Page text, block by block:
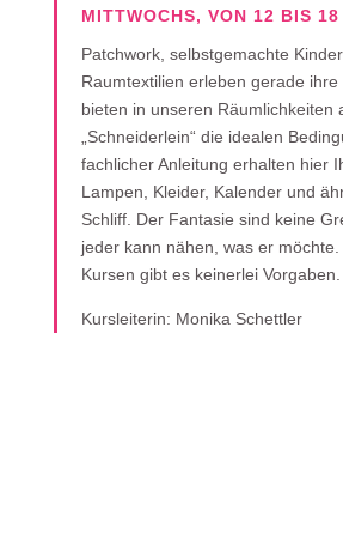
MITTWOCHS, VON 12 BIS 18
Patchwork, selbstgemachte
Raumtextilien erleben gerade
bieten in unseren Räumlichkeiten
„Schneiderlein“ die idealen
fachlicher Anleitung erhalten hier
Lampen, Kleider, Kalender und
Schliff. Der Fantasie sind keine
jeder kann nähen, was er
Kursen gibt es keinerlei Vorgaben.
Kursleiterin: Monika Schettler